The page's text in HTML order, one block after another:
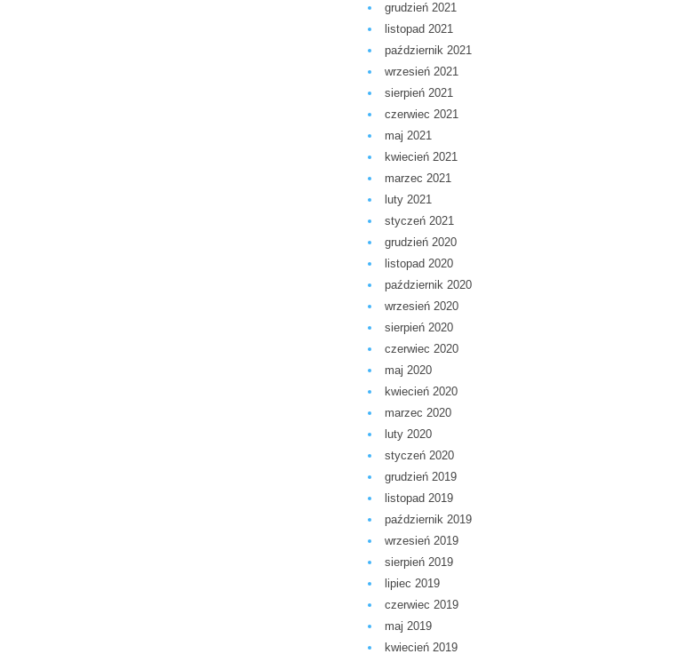
grudzień 2021
listopad 2021
październik 2021
wrzesień 2021
sierpień 2021
czerwiec 2021
maj 2021
kwiecień 2021
marzec 2021
luty 2021
styczeń 2021
grudzień 2020
listopad 2020
październik 2020
wrzesień 2020
sierpień 2020
czerwiec 2020
maj 2020
kwiecień 2020
marzec 2020
luty 2020
styczeń 2020
grudzień 2019
listopad 2019
październik 2019
wrzesień 2019
sierpień 2019
lipiec 2019
czerwiec 2019
maj 2019
kwiecień 2019